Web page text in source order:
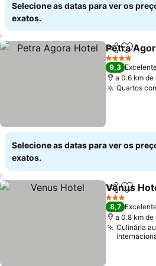
Selecione as datas para ver os
exatos.
Partilhar
Petra
4 Estrelas
9,3
a 0.6 km
Quartos
Selecione as datas para ver os
exatos.
Partilhar
Venus
3 Estrelas
8,7
a 0.8 km
Culinária